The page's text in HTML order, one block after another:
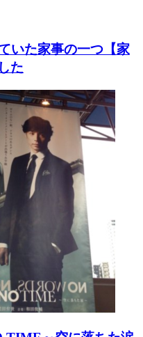
いた家事の一つ【家
た